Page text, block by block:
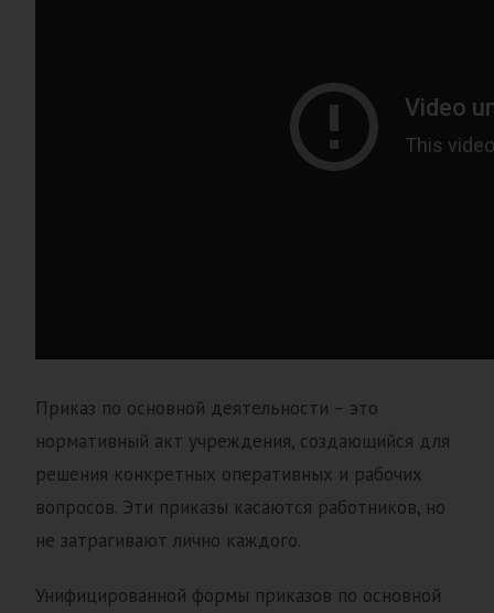
Приказ по основной деятельности – это
нормативный акт учреждения, создающийся для
решения конкретных оперативных и рабочих
вопросов. Эти приказы касаются работников, но
не затрагивают лично каждого.
Унифицированной формы приказов по основной